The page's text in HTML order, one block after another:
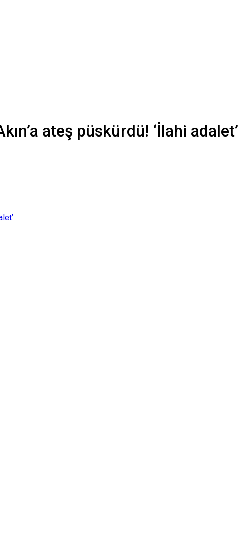
ateş püskürdü! ‘İlahi adalet’